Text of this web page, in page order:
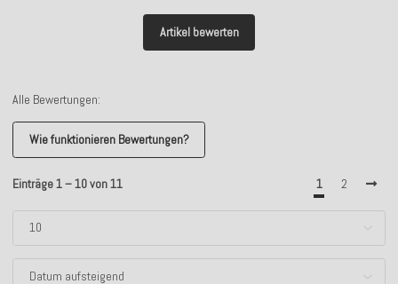
Artikel bewerten
Alle Bewertungen:
Wie funktionieren Bewertungen?
Einträge 1 – 10 von 11 1 2